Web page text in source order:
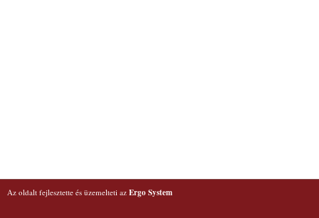
Az oldalt fejlesztette és üzemelteti az Ergo System